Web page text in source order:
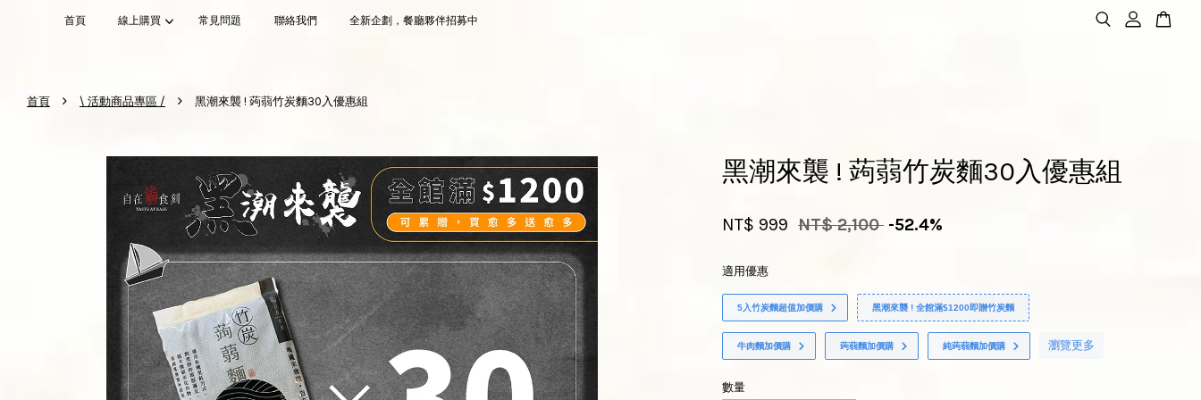
首頁 線上購買 常見問題 聯絡我們 全新企劃，餐廳夥伴招募中
首頁 › \ 活動商品專區 / › 黑潮來襲 ! 蒟蒻竹炭麵30入優惠組
黑潮來襲 ! 蒟蒻竹炭麵30入優惠組
NT$ 999 NT$ 2,100 -52.4%
適用優惠
5入竹炭麵超值加價購 黑潮來襲 ! 全館滿$1200即贈竹炭麵
牛肉麵加價購 蒟蒻麵加價購 純蒟蒻麵加價購 瀏覽更多
數量
您的購物車目前還是空的。
繼續購物